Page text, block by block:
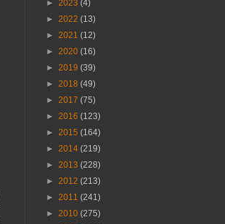
► 2023 (4)
► 2022 (13)
► 2021 (12)
► 2020 (16)
► 2019 (39)
► 2018 (49)
► 2017 (75)
► 2016 (123)
► 2015 (164)
► 2014 (219)
► 2013 (228)
► 2012 (213)
► 2011 (241)
► 2010 (275)